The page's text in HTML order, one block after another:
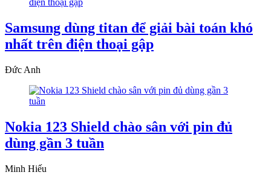
Samsung dùng titan để giải bài toán khó
nhất trên điện thoại gập
Đức Anh
Nokia 123 Shield chào sân với pin đủ
dùng gần 3 tuần
Minh Hiếu